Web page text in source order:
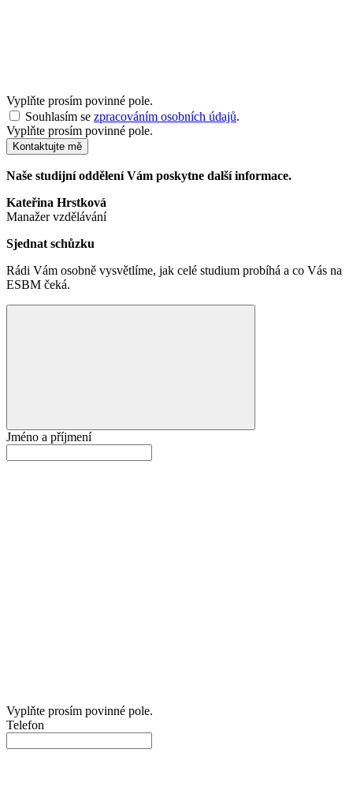
Vyplňte prosím povinné pole.
Souhlasím se zpracováním osobních údajů.
Vyplňte prosím povinné pole.
Kontaktujte mě
Naše studijní oddělení Vám poskytne další informace.
Kateřina Hrstková
Manažer vzdělávání
Sjednat schůzku
Rádi Vám osobně vysvětlíme, jak celé studium probíhá a co Vás na
ESBM čeká.
Jméno a příjmení
Vyplňte prosím povinné pole.
Telefon